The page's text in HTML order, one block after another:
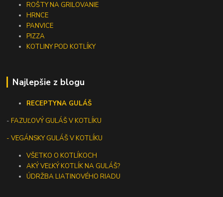
ROŠTY NA GRILOVANIE
HRNCE
PANVICE
PIZZA
KOTLINY POD KOTLÍKY
Najlepšie z blogu
RECEPTYNA GULÁŠ
-FAZUĽOVÝ GULÁŠ V KOTLÍKU
- VEGÁNSKY GULÁŠ V KOTLÍKU
VŠETKO O KOTLÍKOCH
AKÝ VEĽKÝ KOTLÍK NA GULÁŠ?
ÚDRŽBA LIATINOVÉHO RIADU